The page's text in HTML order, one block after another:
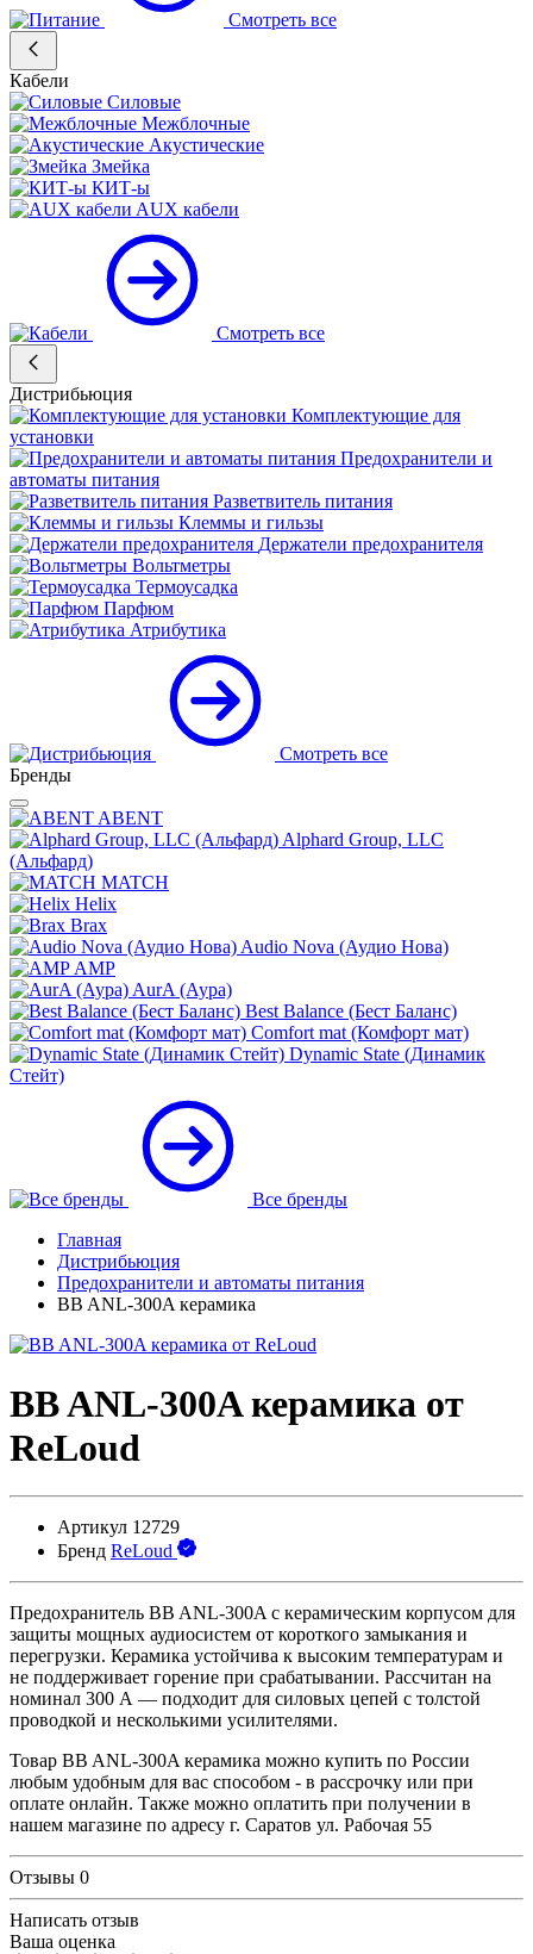
Смотреть все
Кабели
Силовые
Межблочные
Акустические
Змейка
КИТ-ы
AUX кабели
Смотреть все
Дистрибьюция
Комплектующие для
установки
Предохранители и
автоматы питания
Разветвитель питания
Клеммы и гильзы
Держатели предохранителя
Вольтметры
Термоусадка
Парфюм
Атрибутика
Смотреть все
Бренды
ABENT
Alphard Group, LLC
(Альфард)
MATCH
Helix
Brax
Audio Nova (Аудио Нова)
AMP
AurA (Аура)
Best Balance (Бест Баланс)
Comfort mat (Комфорт мат)
Dynamic State (Динамик
Стейт)
Все бренды
Главная
Дистрибьюция
Предохранители и автоматы питания
BB ANL-300A керамика
BB ANL-300A керамика от
ReLoud
Артикул 12729
Бренд ReLoud
Предохранитель BB ANL-300A с керамическим корпусом для
защиты мощных аудиосистем от короткого замыкания и
перегрузки. Керамика устойчива к высоким температурам и
не поддерживает горение при срабатывании. Рассчитан на
номинал 300 А — подходит для силовых цепей с толстой
проводкой и несколькими усилителями.
Товар BB ANL-300A керамика можно купить по России
любым удобным для вас способом - в рассрочку или при
оплате онлайн. Также можно оплатить при получении в
нашем магазине по адресу г. Саратов ул. Рабочая 55
Отзывы 0
Написать отзыв
Ваша оценка